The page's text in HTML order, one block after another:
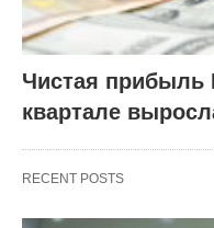
Чистая прибыль
квартале
RECENT POSTS